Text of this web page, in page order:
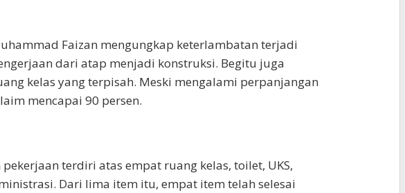
Faizan mengungkap keterlambatan terjadi
dari atap menjadi konstruksi. Begitu juga
kelas yang terpisah. Meski mengalami perpanjangan
mencapai 90 persen.
terdiri atas empat ruang kelas, toilet, UKS,
Dari lima item itu, empat item telah selesai